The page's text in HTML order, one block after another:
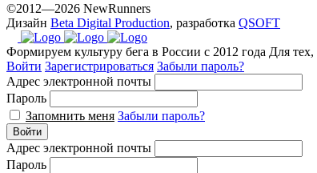
©2012—2026 NewRunners
Дизайн Beta Digital Production, разработка QSOFT
Формируем культуру бега в России с 2012 года Для
Войти Зарегистрироваться Забыли пароль?
Адрес электронной почты
Пароль
Запомнить меня Забыли пароль?
Войти
Адрес электронной почты
Пароль